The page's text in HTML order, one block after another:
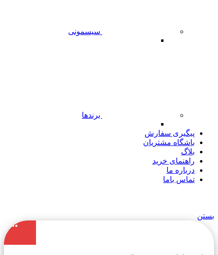
سیسمونی
برندها
پیگیری سفارش
باشگاه مشتریان
بلاگ
راهنمای خرید
درباره ما
تماس باما
بستن